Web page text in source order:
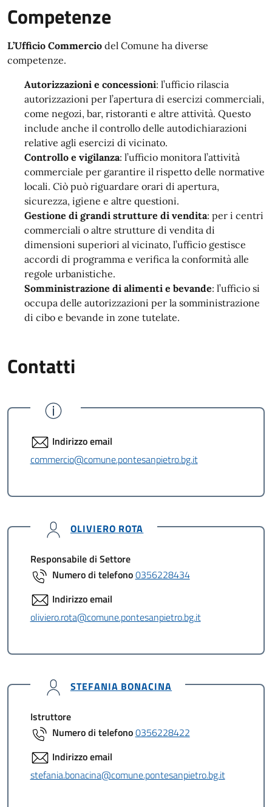
Competenze
L’Ufficio Commercio del Comune ha diverse
competenze.
Autorizzazioni e concessioni: l’ufficio rilascia
autorizzazioni per l’apertura di esercizi commerciali,
come negozi, bar, ristoranti e altre attività. Questo
include anche il controllo delle autodichiarazioni
relative agli esercizi di vicinato.
Controllo e vigilanza: l’ufficio monitora l’attività
commerciale per garantire il rispetto delle normative
locali. Ciò può riguardare orari di apertura,
sicurezza, igiene e altre questioni.
Gestione di grandi strutture di vendita: per i centri
commerciali o altre strutture di vendita di
dimensioni superiori al vicinato, l’ufficio gestisce
accordi di programma e verifica la conformità alle
regole urbanistiche.
Somministrazione di alimenti e bevande: l’ufficio si
occupa delle autorizzazioni per la somministrazione
di cibo e bevande in zone tutelate.
Contatti
Indirizzo email
commercio@comune.pontesanpietro.bg.it
OLIVIERO ROTA
Responsabile di Settore
Numero di telefono0356228434
Indirizzo email
oliviero.rota@comune.pontesanpietro.bg.it
STEFANIA BONACINA
Istruttore
Numero di telefono0356228422
Indirizzo email
stefania.bonacina@comune.pontesanpietro.bg.it